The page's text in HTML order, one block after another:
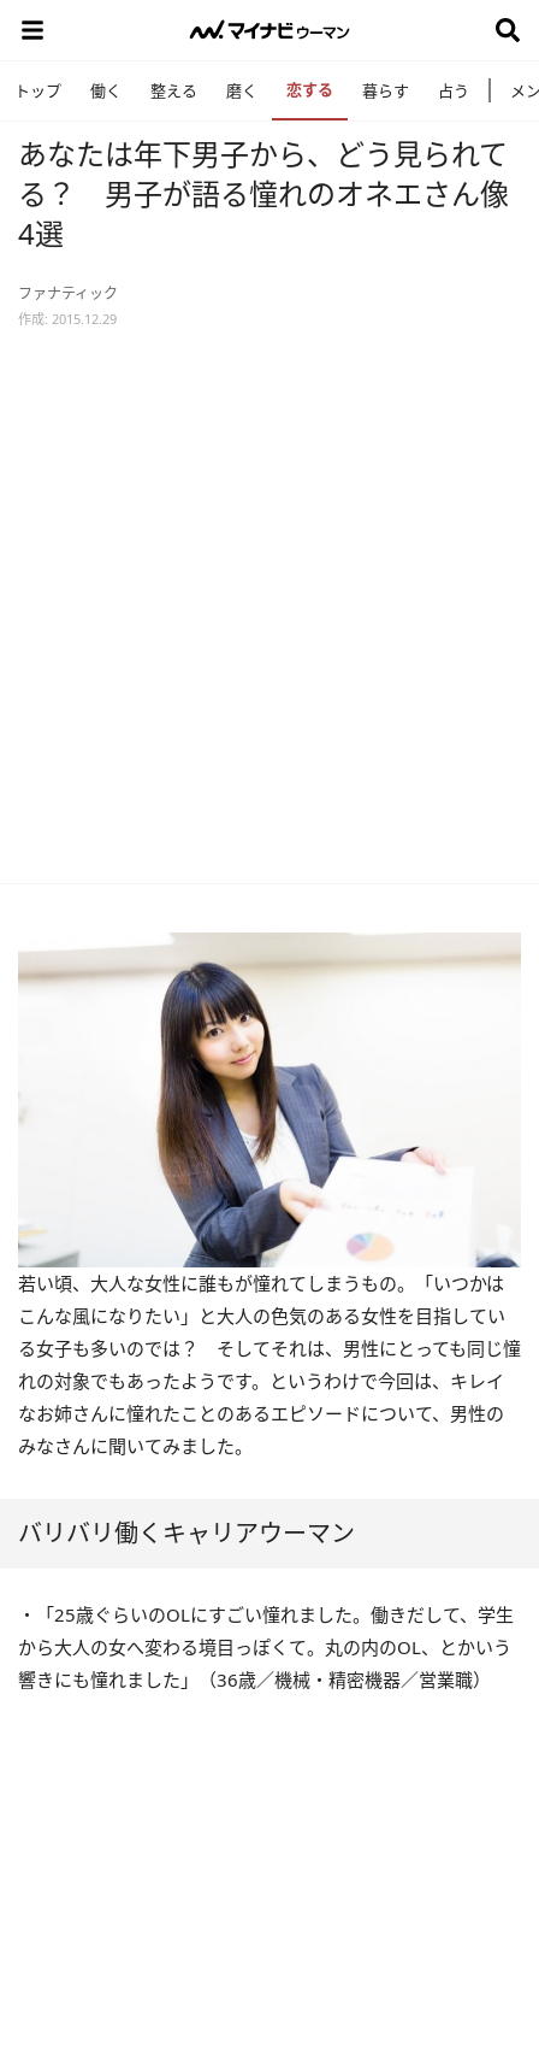
トップ 働く 整える 磨く 恋する 暮らす 占う メ
あなたは年下男子から、どう見られて
る？ 男子が語る憧れのオネエさん像
4選
ファナティック
作成: 2015.12.29
若い頃、大人な女性に誰もが憧れてしまうもの。「いつかは
こんな風になりたい」と大人の色気のある女性を目指してい
る女子も多いのでは？ そしてそれは、男性にとっても同じ憧
れの対象でもあったようです。というわけで今回は、キレイ
なお姉さんに憧れたことのあるエピソードについて、男性の
みなさんに聞いてみました。
バリバリ働くキャリアウーマン
・「25歳ぐらいのOLにすごい憧れました。働きだして、学生
から大人の女へ変わる境目っぽくて。丸の内のOL、とかいう
響きにも憧れました」（36歳／機械・精密機器／営業職）